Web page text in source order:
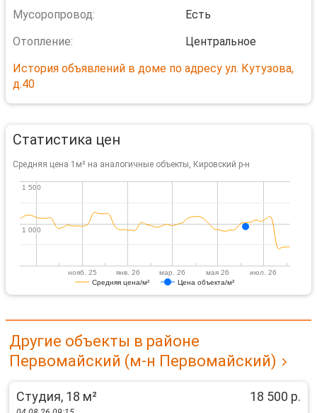
Мусоропровод:
Есть
Отопление:
Центральное
История объявлений в доме по адресу ул. Кутузова,
д.40
Статистика цен
Средняя цена 1м² на аналогичные объекты, Кировский р-н
Средняя цена/м² Цена объекта/м²
нояб. 25 янв. 26 мар. 26 мая 26 июл. 26
1 000
1 000
1 500
1 500
Другие объекты в районе
Первомайский (м-н Первомайский)
Студия, 18 м² 18 500 р.